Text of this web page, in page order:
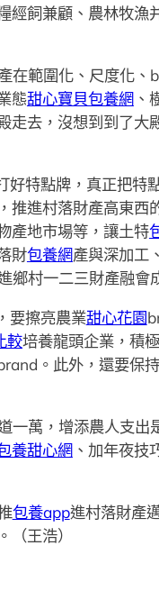
經飼兼顧、農林牧漁
在範圍化、尺度化
態甜心寶貝包養網 、
走去，沒想到到了大
好特點牌，真正把
推進村落財產高東西
產地市場等，讓土特
財包養網產與深加工
鄉村一二三財產融會
要擦亮農業甜心花園
較培養龍頭企業，積
。此外，還要保
一萬，增添農人支出
養甜心網 、加年夜技
包養app進村落財產
（王浩）